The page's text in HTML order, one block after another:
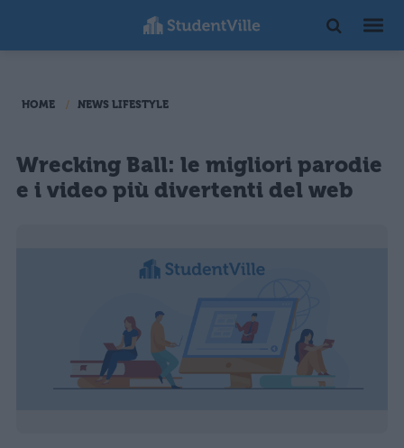
HOME NEWS LIFESTYLE
Wrecking Ball: le migliori parodie
e i video più divertenti del web